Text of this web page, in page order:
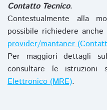
Contatto Tecnico.
Contestualmente alla
possibile richiedere
provider/mantaner
Per maggiori dettagli
consultare le istruzioni
Elettronico (MRE).